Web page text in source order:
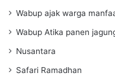
Wabup ajak warga
Wabup Atika panen
Nusantara
Safari Ramadhan